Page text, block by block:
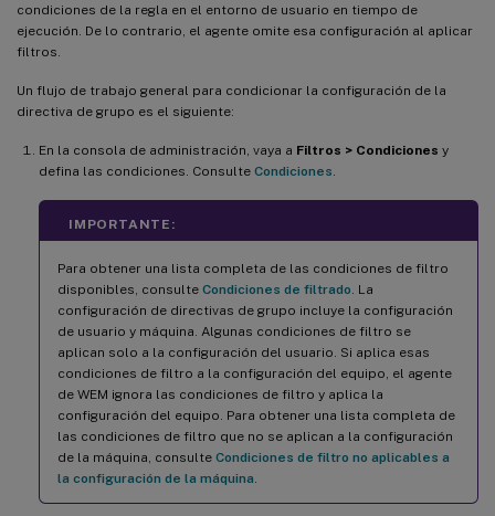
condiciones de la regla en el entorno de usuario en tiempo de
ejecución. De lo contrario, el agente omite esa configuración al aplicar
filtros.
Un flujo de trabajo general para condicionar la configuración de la
directiva de grupo es el siguiente:
En la consola de administración, vaya a Filtros > Condiciones y
defina las condiciones. Consulte Condiciones
IMPORTANTE:
Para obtener una lista completa de las condiciones de filtro
disponibles, consulte Condiciones de filtrado . La
configuración de directivas de grupo incluye la configuración
de usuario y máquina. Algunas condiciones de filtro se
aplican solo a la configuración del usuario. Si aplica esas
condiciones de filtro a la configuración del equipo, el agente
de WEM ignora las condiciones de filtro y aplica la
configuración del equipo. Para obtener una lista completa de
las condiciones de filtro que no se aplican a la configuración
de la máquina, consulte Condiciones de filtro no aplicables a
la configuración de la máquina